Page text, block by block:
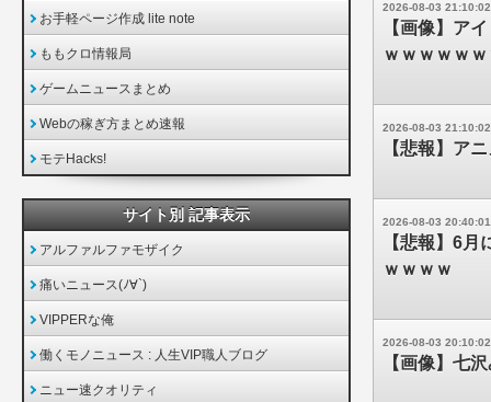
2026-08-03 21:10:02
【画像】ア
ｗｗｗｗｗ
2026-08-03 21:10:02
【悲報】ア
2026-08-03 20:40:01
【悲報】6
ｗｗｗｗ
2026-08-03 20:10:02
【画像】七
お手軽ページ作成 lite note
ももクロ情報局
ゲームニュースまとめ
Webの稼ぎ方まとめ速報
モテHacks!
サイト別 記事表示
アルファルファモザイク
痛いニュース(ﾉ∀`)
VIPPERな俺
働くモノニュース : 人生VIP職人ブログ
ニュー速クオリティ